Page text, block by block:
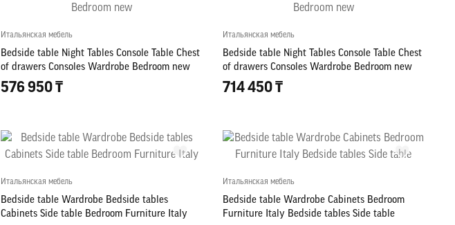
Итальянская мебель
Bedside table Night Tables Console Table Chest
of drawers Consoles Wardrobe Bedroom new
576 950 ₸
Итальянская мебель
Bedside table Night Tables Console Table Chest
of drawers Consoles Wardrobe Bedroom new
714 450 ₸
Итальянская мебель
Bedside table Wardrobe Bedside tables
Cabinets Side table Bedroom Furniture Italy
Итальянская мебель
Bedside table Wardrobe Cabinets Bedroom
Furniture Italy Bedside tables Side table